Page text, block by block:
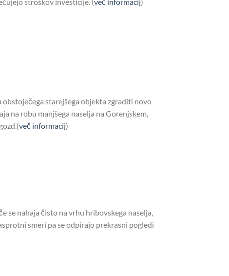
starejšega objekta zgraditi novo
na robu manjšega naselja na Gorenjskem,
več informacij)
se nahaja čisto na vrhu hribovskega naselja,
smeri pa se odpirajo prekrasni pogledi